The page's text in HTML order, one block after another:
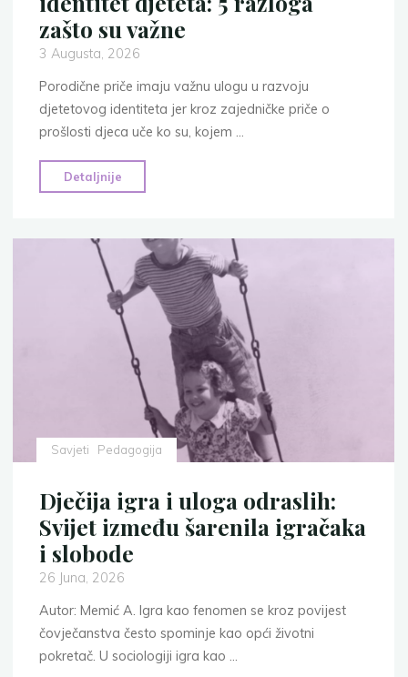
zašto su važne
3 Augusta, 2026
Porodične priče imaju važnu ulogu u razvoju
djetetovog identiteta jer kroz zajedničke priče o
prošlosti djeca uče ko su, kojem …
Detaljnije
porodične
oblikuju
identitet
djeteta:
razloga
zašto
su
važne"
Savjeti Pedagogija
Dječija igra i uloga odraslih:
Svijet između šarenila igračaka
i slobode
26 Juna, 2026
Autor: Memić A. Igra kao fenomen se kroz povijest
čovječanstva često spominje kao opći životni
pokretač. U sociologiji igra kao …